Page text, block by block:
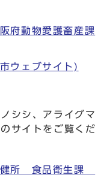
府動物愛護畜産課
ウェブサイト)
シシ、アライグマ
サイトをご覧くだ
健所 食品衛生課